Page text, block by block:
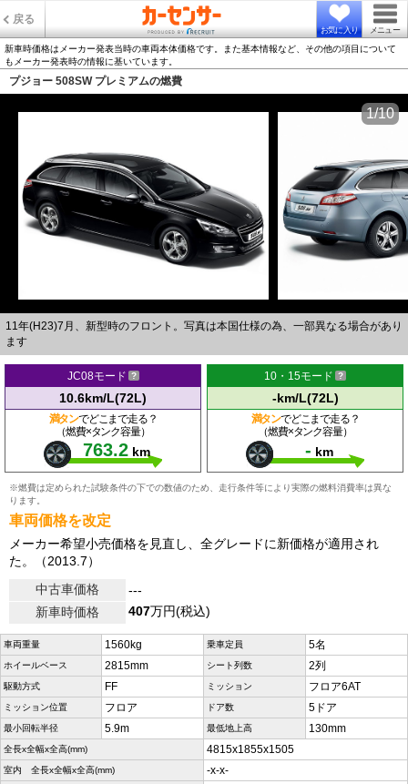
戻る
お気に入り メニュー
新車時価格はメーカー発表当時の車両本体価格です。また基本情報など、その他の項目について
もメーカー発表時の情報に基いています。
プジョー 508SW プレミアムの燃費
11年(H23)7月、新型時のフロント。写真は本国仕様の為、一部異なる場合があり
ます
1/10
JC08モード
10.6km/L(72L)
満タンでどこまで走る？
（燃費×タンク容量）
763.2 km
10・15モード
-km/L(72L)
満タンでどこまで走る？
（燃費×タンク容量）
- km
※燃費は定められた試験条件の下での数値のため、走行条件等により実際の燃料消費率は異な
ります。
車両価格を改定
メーカー希望小売価格を見直し、全グレードに新価格が適用され
た。（2013.7）
中古車価格
---
新車時価格
407万円(税込)
車両重量 1560kg 乗車定員 5名
ホイールベース 2815mm シート列数 2列
駆動方式 FF ミッション フロア6AT
ミッション位置 フロア ドア数 5ドア
最小回転半径 5.9m 最低地上高 130mm
全長x全幅x全高(mm) 4815x1855x1505
室内 全長x全幅x全高(mm) -x-x-